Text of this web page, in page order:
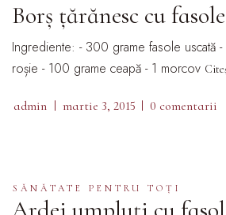
Borș țărănesc cu
Ingrediente: - 300 grame fasole uscată
roșie - 100 grame ceapă - 1 morcov
admin martie 3, 2015 0 comentarii
SĂNĂTATE PENTRU TOȚI